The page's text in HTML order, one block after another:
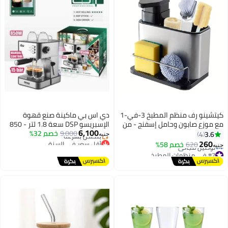
كيتشينو رف منظم المطبخ 3-في-1
مع موزع صابون وحامل إسفنج - من
الفولاذ المقاوم للصدأ، تخزين متعدد
الوظائف لمستلزمات غسل الأطباق،
مثالي للحمام والمطبخ
3.6
4
جنيه260
620 خصم 58%
#7 في منظمات المطبخ
أقل سعر في السنة
توصيل مجاني
دي اس بي ماكينة صنع قهوة
الإسبريسو DSP سعة 1.8 لتر - 850
واط
جنيه6,100
9,000خصم 32%
أقل سعر في السنة
توصيل مجاني
بتخلّص بسرعة
أقل سعر في السنة